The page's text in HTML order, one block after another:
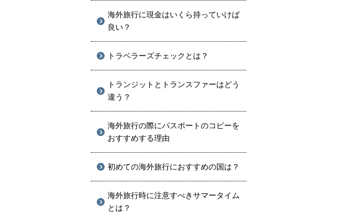
海外旅行に現金はいくら持っていけば
良い？
トラベラーズチェックとは？
トランジットとトランスファーはどう
違う？
海外旅行の際にパスポートのコピーを
おすすめする理由
初めての海外旅行におすすめの国は？
海外旅行時に注意すべきサマータイム
とは？